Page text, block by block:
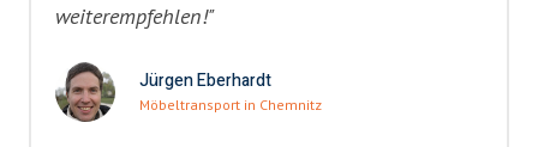
weiterempfehlen!"
Jürgen Eberhardt
Möbeltransport in Chemnitz